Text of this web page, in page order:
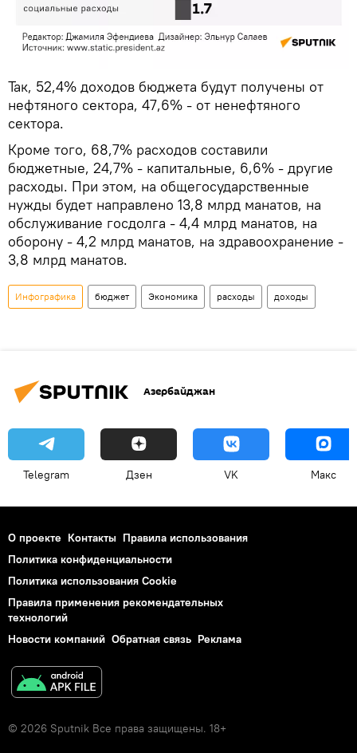
Так, 52,4% доходов бюджета будут получены от
нефтяного сектора, 47,6% - от ненефтяного
сектора.
Кроме того, 68,7% расходов составили
бюджетные, 24,7% - капитальные, 6,6% - другие
расходы. При этом, на общегосударственные
нужды будет направлено 13,8 млрд манатов, на
обслуживание госдолга - 4,4 млрд манатов, на
оборону - 4,2 млрд манатов, на здравоохранение -
3,8 млрд манатов.
Инфографика бюджет Экономика расходы доходы
Азербайджан
Telegram Дзен VK Макс
О проекте Контакты Правила использования
Политика конфиденциальности
Политика использования Cookie
Правила применения рекомендательных
технологий
Новости компаний Обратная связь Реклама
© 2026 Sputnik Все права защищены. 18+